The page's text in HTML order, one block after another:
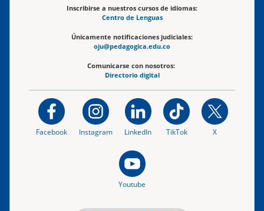
Inscribirse a nuestros cursos de idiomas:
Centro de Lenguas
Únicamente notificaciones judiciales:
oju@pedagogica.edu.co
Comunicarse con nosotros:
Directorio digital
Facebook Instagram LinkedIn TikTok X
Youtube